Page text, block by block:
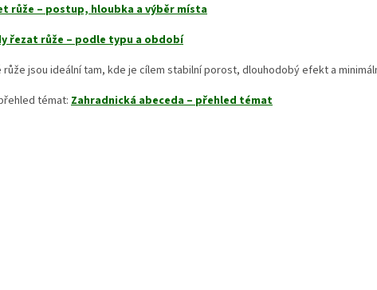
růže – postup, hloubka a výběr místa
řezat růže – podle typu a období
růže jsou ideální tam, kde je cílem stabilní porost, dlouhodobý efekt a
témat: Zahradnická abeceda – přehled témat